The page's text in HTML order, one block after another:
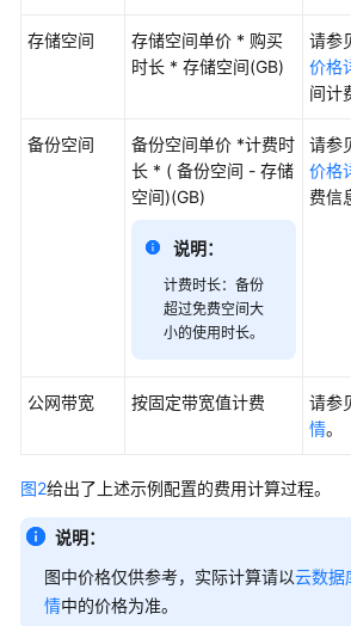
践
能
GeminiDB
口
GeminiDB
接
口
存储空间
存储空间单价 * 购买
时长 * 存储空间(GB)
请参
价格
间计
备份空间
备份空间单价 *计费时
长 * ( 备份空间 - 存储
空间)(GB)
说明：
计费时长：备份
超过免费空间大
小的使用时长。
请参
价格
费信
公网带宽 按固定带宽值计费 请参
情。
图2给出了上述示例配置的费用计算过程。
说明：
图中价格仅供参考，实际计算请以云数据
情中的价格为准。